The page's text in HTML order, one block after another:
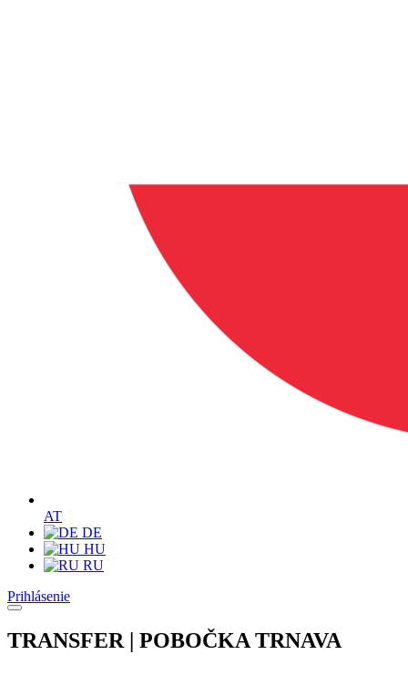
AT
DE
HU
RU
Prihlásenie
TRANSFER | POBOČKA TRNAVA